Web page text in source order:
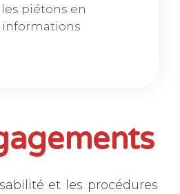
piétons en
informations
et les procédures